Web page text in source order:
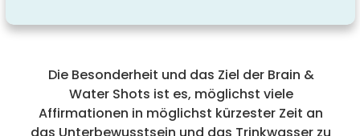
Die Besonderheit und das Ziel der Brain &
Water Shots ist es, möglichst viele
Affirmationen in möglichst kürzester Zeit an